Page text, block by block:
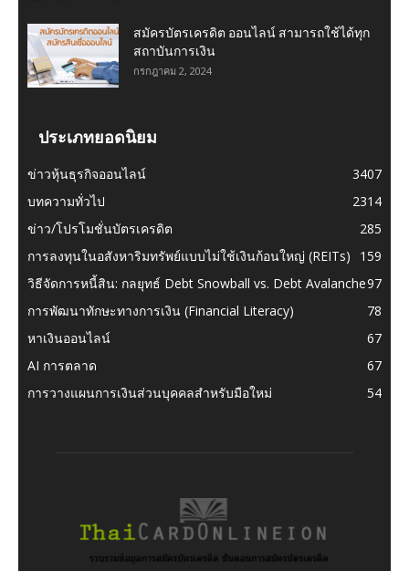
สมัครบัตรเครดิต ออนไลน์ สามารถใช้ได้ทุก
สถาบันการเงิน
กรกฎาคม 2, 2024
ประเภทยอดนิยม
ข่าวหุ้นธุรกิจออนไลน์
3407
บทความทั่วไป
2314
ข่าว/โปรโมชั่นบัตรเครดิต
285
การลงทุนในอสังหาริมทรัพย์แบบไม่ใช้เงินก้อนใหญ่ (REITs)
159
วิธีจัดการหนี้สิน: กลยุทธ์ Debt Snowball vs. Debt Avalanche97
การพัฒนาทักษะทางการเงิน (Financial Literacy)
78
หาเงินออนไลน์
67
AI การตลาด
67
การวางแผนการเงินส่วนบุคคลสำหรับมือใหม่
54